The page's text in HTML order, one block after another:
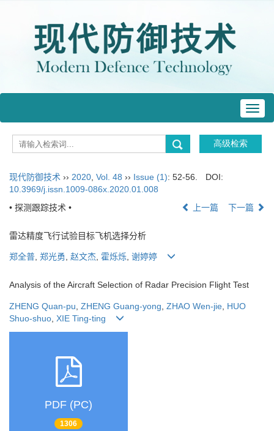
现代防御技术 ›› 2020 Vol. 48 ›› Issue (1): 52-56.
DOI:
10.3969/j.issn.1009-086x.2020.01.008
• 探测跟踪技术 •
上一篇 下一篇
雷达精度飞行试验目标飞机选择分析
郑全普, 郑光勇, 赵文杰, 霍烁烁, 谢婷婷
Analysis of the Aircraft Selection of Radar Precision Flight Test
ZHENG Quan-pu ZHENG Guang-yong ZHAO Wen-jie HUO
Shuo-shuo XIE Ting-ting
PDF (PC)
1306